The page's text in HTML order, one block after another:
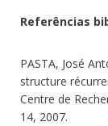
Referências
PASTA, José
structure
Centre de
14, 2007.